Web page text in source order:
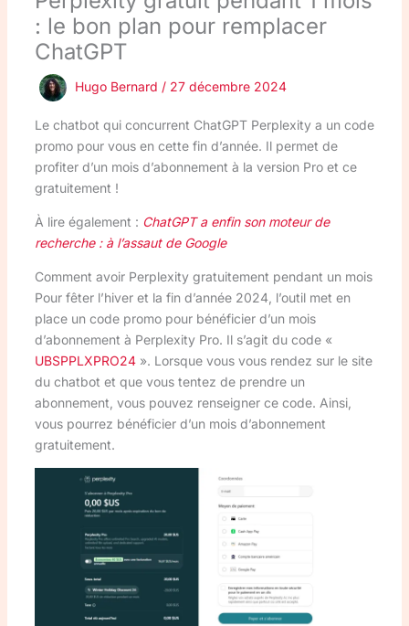
: le bon plan pour remplacer
ChatGPT
Hugo Bernard / 27 décembre 2024
Le chatbot qui concurrent ChatGPT Perplexity a un code
promo pour vous en cette fin d’année. Il permet de
profiter d’un mois d’abonnement à la version Pro et ce
gratuitement !
À lire également : ChatGPT a enfin son moteur de
recherche : à l’assaut de Google
Comment avoir Perplexity gratuitement pendant un mois
Pour fêter l’hiver et la fin d’année 2024, l’outil met en
place un code promo pour bénéficier d’un mois
d’abonnement à Perplexity Pro. Il s’agit du code «
UBSPPLXPRO24». Lorsque vous vous rendez sur le site
du chatbot et que vous tentez de prendre un
abonnement, vous pouvez renseigner ce code. Ainsi,
vous pourrez bénéficier d’un mois d’abonnement
gratuitement.